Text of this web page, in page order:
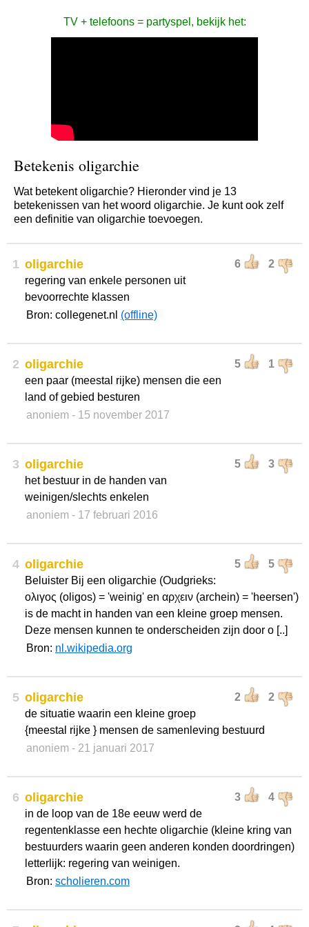
TV + telefoons = partyspel, bekijk het:
Betekenis oligarchie
Wat betekent oligarchie? Hieronder vind je 13
betekenissen van het woord oligarchie. Je kunt ook zelf
een definitie van oligarchie toevoegen.
1 6 2
oligarchie
regering van enkele personen uit
bevoorrechte klassen
Bron: collegenet.nl (offline)
2 5 1
oligarchie
een paar (meestal rijke) mensen die een
land of gebied besturen
anoniem - 15 november 2017
3 5 3
oligarchie
het bestuur in de handen van
weinigen/slechts enkelen
anoniem - 17 februari 2016
4 5 5
oligarchie
Beluister Bij een oligarchie (Oudgrieks:
ολιγος (oligos) = 'weinig' en αρχειν (archein) = 'heersen')
is de macht in handen van een kleine groep mensen.
Deze mensen kunnen te onderscheiden zijn door o [..]
Bron: nl.wikipedia.org
5 2 2
oligarchie
de situatie waarin een kleine groep
{meestal rijke } mensen de samenleving bestuurd
anoniem - 21 januari 2017
6 3 4
oligarchie
in de loop van de 18e eeuw werd de
regentenklasse een hechte oligarchie (kleine kring van
bestuurders waarin geen anderen konden doordringen)
letterlijk: regering van weinigen.
Bron: scholieren.com